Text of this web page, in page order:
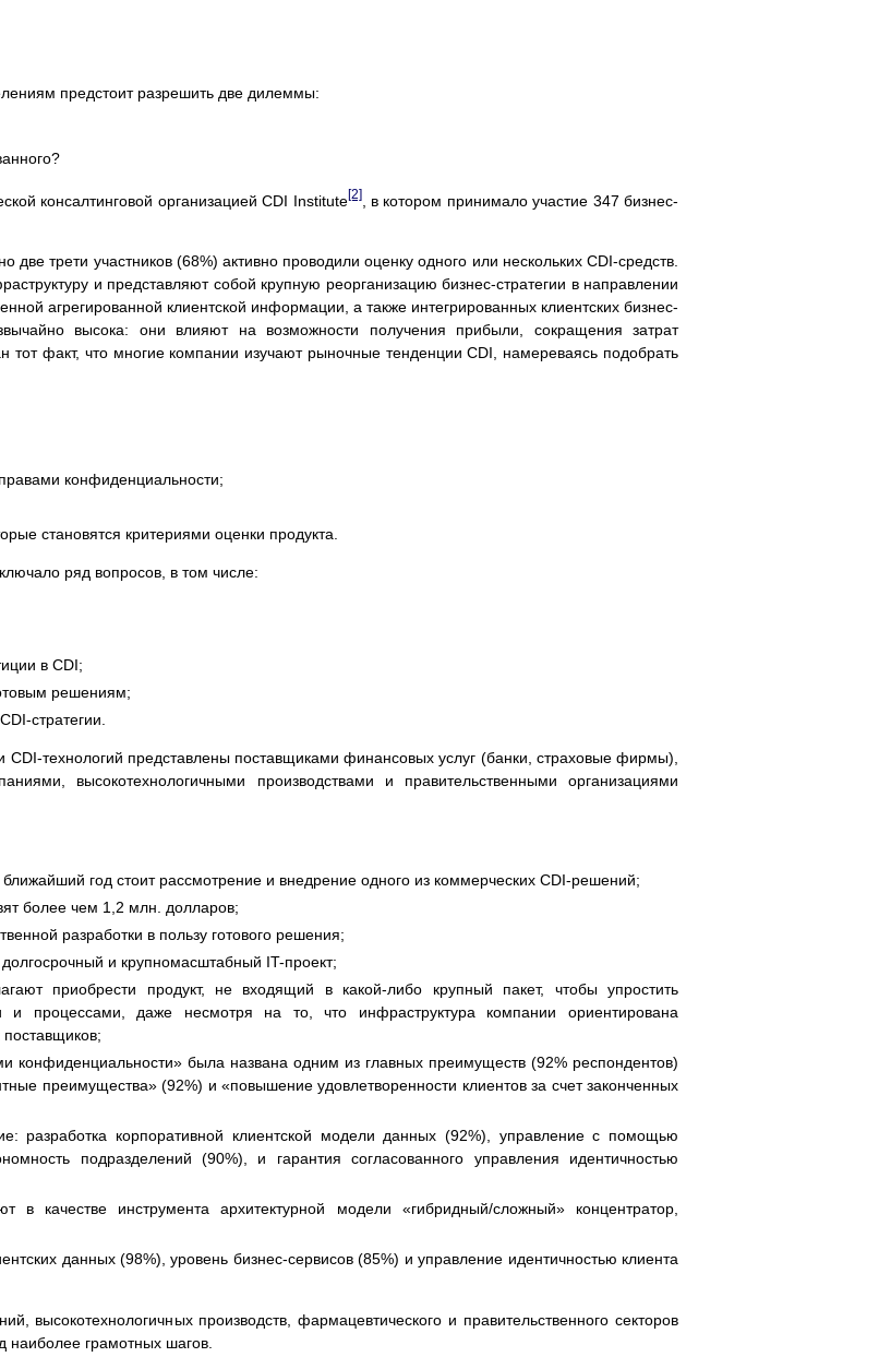
предстоит разрешить две дилеммы:
консалтинговой организацией CDI Institute[2], в котором принимало участие 347 бизнес-
трети участников (68%) активно проводили оценку одного или нескольких CDI-средств.
и представляют собой крупную реорганизацию бизнес-стратегии в направлении
агрегированной клиентской информации, а также интегрированных клиентских бизнес-
высока: они влияют на возможности получения прибыли, сокращения затрат
тот факт, что многие компании изучают рыночные тенденции CDI, намереваясь подобрать
конфиденциальности;
становятся критериями оценки продукта.
ряд вопросов, в том числе:
в CDI;
решениям;
стратегии.
CDI-технологий представлены поставщиками финансовых услуг (банки, страховые фирмы),
высокотехнологичными производствами и правительственными организациями
год стоит рассмотрение и внедрение одного из коммерческих CDI-решений;
более чем 1,2 млн. долларов;
разработки в пользу готового решения;
и крупномасштабный IT-проект;
приобрести продукт, не входящий в какой-либо крупный пакет, чтобы упростить
и процессами, даже несмотря на то, что инфраструктура компании ориентирована
конфиденциальности» была названа одним из главных преимуществ (92% респондентов)
преимущества» (92%) и «повышение удовлетворенности клиентов за счет законченных
разработка корпоративной клиентской модели данных (92%), управление с помощью
подразделений (90%), и гарантия согласованного управления идентичностью
в качестве инструмента архитектурной модели «гибридный/сложный» концентратор,
данных (98%), уровень бизнес-сервисов (85%) и управление идентичностью клиента
высокотехнологичных производств, фармацевтического и правительственного секторов
наиболее грамотных шагов.